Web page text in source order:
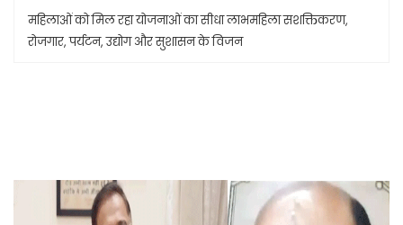
महिलाओं को मिल रहा योजनाओं का सीधा लाभमहिला सशक्तिकरण,
रोजगार, पर्यटन, उद्योग और सुशासन के विजन